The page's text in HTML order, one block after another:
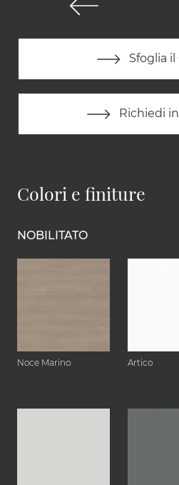
Sfoglia
Richiedi
Colori e finiture
NOBILITATO
Noce Marino Artico